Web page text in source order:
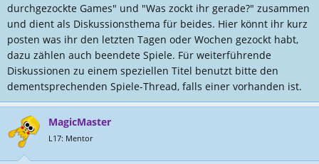
e
l
e
r
d
a
u
m
durchgezockte Games" und "Was zockt ihr gerade?" zusammen
und dient als Diskussionsthema für beides. Hier könnt ihr kurz
posten was ihr den letzten Tagen oder Wochen gezockt habt,
dazu zählen auch beendete Spiele. Für weiterführende
Diskussionen zu einem speziellen Titel benutzt bitte den
dementsprechenden Spiele-Thread, falls einer vorhanden ist.
MagicMaster
L17: Mentor